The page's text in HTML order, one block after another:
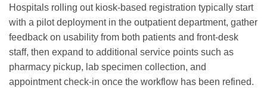
Hospitals rolling out kiosk-based registration typically start
with a pilot deployment in the outpatient department, gather
feedback on usability from both patients and front-desk
staff, then expand to additional service points such as
pharmacy pickup, lab specimen collection, and
appointment check-in once the workflow has been refined.